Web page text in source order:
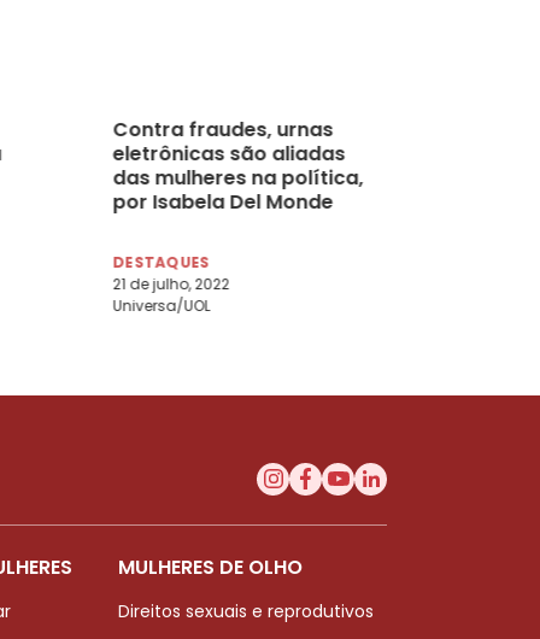
Contra fraudes, urnas
eletrônicas são aliadas
das mulheres na política,
por Isabela Del Monde
DESTAQUES
21 de julho, 2022
Universa/UOL
MULHERES DE OLHO
Direitos sexuais e reprodutivos